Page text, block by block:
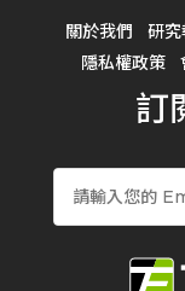
關於我們 研
隱私權政策
訂